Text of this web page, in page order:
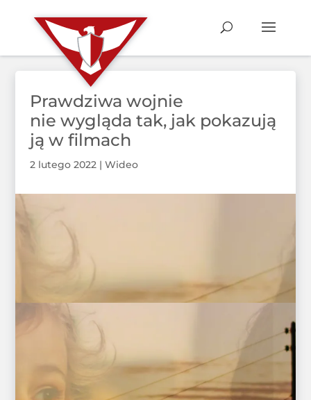
Prawdziwa wojnie
nie wygląda tak, jak pokazują
ją w filmach
2 lutego 2022| Wideo